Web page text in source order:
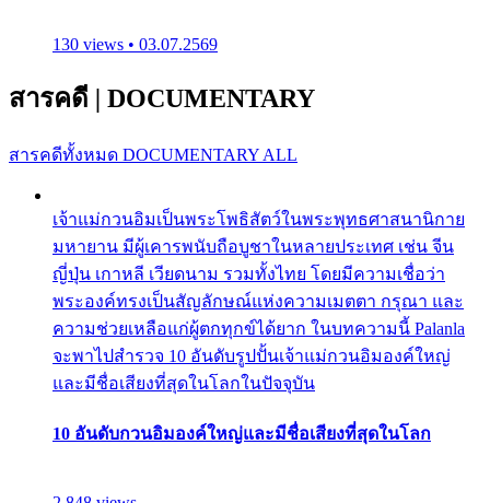
130 views • 03.07.2569
สารคดี | DOCUMENTARY
สารคดีทั้งหมด DOCUMENTARY ALL
เจ้าแม่กวนอิมเป็นพระโพธิสัตว์ในพระพุทธศาสนานิกาย
มหายาน มีผู้เคารพนับถือบูชาในหลายประเทศ เช่น จีน
ญี่ปุ่น เกาหลี เวียดนาม รวมทั้งไทย โดยมีความเชื่อว่า
พระองค์ทรงเป็นสัญลักษณ์แห่งความเมตตา กรุณา และ
ความช่วยเหลือแก่ผู้ตกทุกข์ได้ยาก ในบทความนี้ Palanla
จะพาไปสำรวจ 10 อันดับรูปปั้นเจ้าแม่กวนอิมองค์ใหญ่
และมีชื่อเสียงที่สุดในโลกในปัจจุบัน
10 อันดับกวนอิมองค์ใหญ่และมีชื่อเสียงที่สุดในโลก